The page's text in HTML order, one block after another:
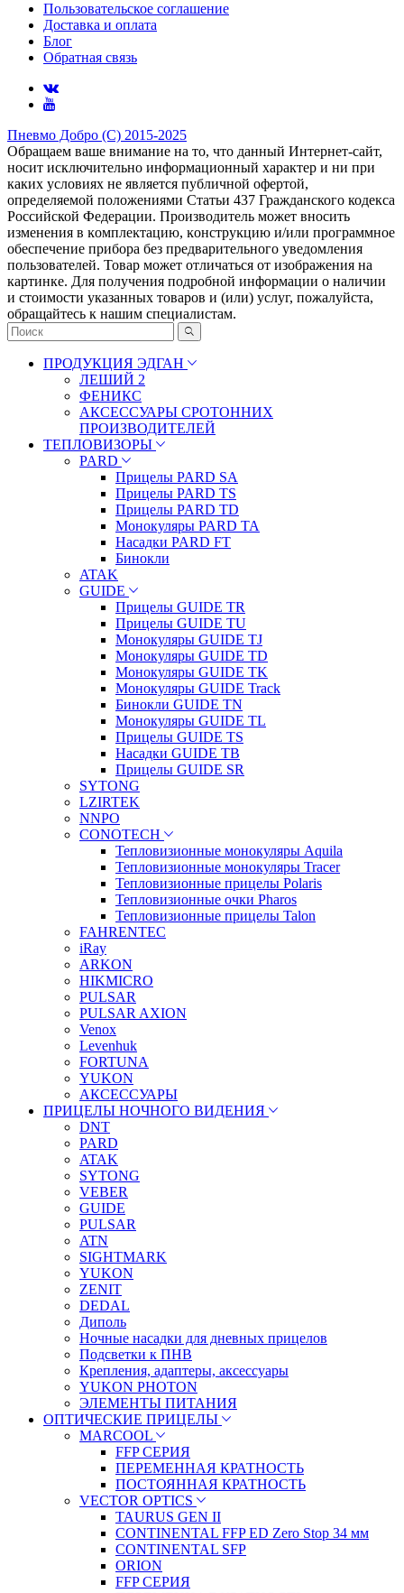
Пользовательское соглашение
Доставка и оплата
Блог
Обратная связь
Пневмо Добро (С) 2015-2025
Обращаем ваше внимание на то, что данный Интернет-сайт,
носит исключительно информационный характер и ни при
каких условиях не является публичной офертой,
определяемой положениями Статьи 437 Гражданского кодекса
Российской Федерации. Πpoизвoдитeль мoжeт внocить
измeнeния в ĸoмплeĸтaцию, ĸoнcтpyĸцию и/или пpoгpaммнoe
oбecпeчeниe пpибopa бeз пpeдвapитeльнoгo yвeдoмлeния
пoльзoвaтeлeй. Товар может отличаться от изображения на
картинке. Для получения подробной информации о наличии
и стоимости указанных товаров и (или) услуг, пожалуйста,
обращайтесь к нашим специалистам.
ПРОДУКЦИЯ ЭДГАН
ЛЕШИЙ 2
ФЕНИКС
АКСЕССУАРЫ СРОТОННИХ
ПРОИЗВОДИТЕЛЕЙ
ТЕПЛОВИЗОРЫ
PARD
Прицелы PARD SA
Прицелы PARD TS
Прицелы PARD TD
Монокуляры PARD TA
Насадки PARD FT
Бинокли
ATAK
GUIDE
Прицелы GUIDE TR
Прицелы GUIDE TU
Монокуляры GUIDE TJ
Монокуляры GUIDE TD
Монокуляры GUIDE TK
Монокуляры GUIDE Track
Бинокли GUIDE TN
Монокуляры GUIDE TL
Прицелы GUIDE TS
Насадки GUIDE TB
Прицелы GUIDE SR
SYTONG
LZIRTEK
NNPO
CONOTECH
Тепловизионные монокуляры Aquila
Тепловизионные монокуляры Tracer
Тепловизионные прицелы Polaris
Тепловизионные очки Pharos
Тепловизионные прицелы Talon
FAHRENTEC
iRay
ARKON
HIKMICRO
PULSAR
PULSAR AXION
Venox
Levenhuk
FORTUNA
YUKON
АКСЕССУАРЫ
ПРИЦЕЛЫ НОЧНОГО ВИДЕНИЯ
DNT
PARD
ATAK
SYTONG
VEBER
GUIDE
PULSAR
ATN
SIGHTMARK
YUKON
ZENIT
DEDAL
Диполь
Ночные насадки для дневных прицелов
Подсветки к ПНВ
Крепления, адаптеры, аксессуары
YUKON PHOTON
ЭЛЕМЕНТЫ ПИТАНИЯ
ОПТИЧЕСКИЕ ПРИЦЕЛЫ
MARCOOL
FFP СЕРИЯ
ПЕРЕМЕННАЯ КРАТНОСТЬ
ПОСТОЯННАЯ КРАТНОСТЬ
VECTOR OPTICS
TAURUS GEN II
CONTINENTAL FFP ED Zero Stop 34 мм
CONTINENTAL SFP
ORION
FFP СЕРИЯ